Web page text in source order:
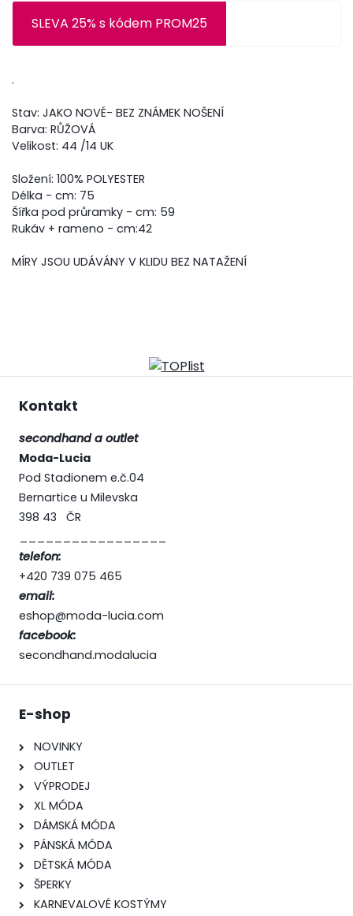
SLEVA 25% s kódem PROM25
.
Stav: JAKO NOVÉ- BEZ ZNÁMEK NOŠENÍ
Barva: RŮŽOVÁ
Velikost: 44 /14 UK
Složení: 100% POLYESTER
Délka - cm: 75
Šířka pod průramky - cm: 59
Rukáv + rameno - cm:42
MÍRY JSOU UDÁVÁNY V KLIDU BEZ NATAŽENÍ
Kontakt
secondhand a outlet
Moda-Lucia
Pod Stadionem e.č.04
Bernartice u Milevska
398 43 ČR
telefon:
+420 739 075 465
email:
eshop@moda-lucia.com
facebook:
secondhand.modalucia
E-shop
NOVINKY
OUTLET
VÝPRODEJ
XL MÓDA
DÁMSKÁ MÓDA
PÁNSKÁ MÓDA
DĚTSKÁ MÓDA
ŠPERKY
KARNEVALOVÉ KOSTÝMY